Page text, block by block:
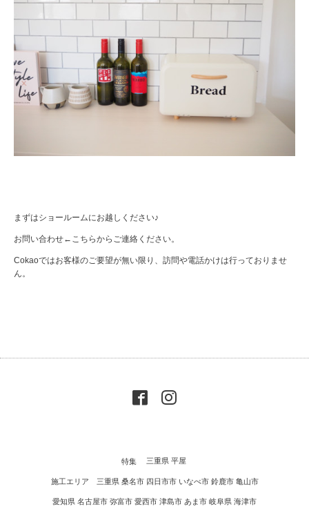
まずはショールームにお越しください♪
お問い合わせ←こちらからご連絡ください。
Cokaoではお客様のご要望が無い限り、訪問や電話かけは行っておりませ
ん。
特集 三重県 平屋
施工エリア 三重県 桑名市 四日市市 いなべ市 鈴鹿市 亀山市
愛知県 名古屋市 弥富市 愛西市 津島市 あま市 岐阜県 海津市